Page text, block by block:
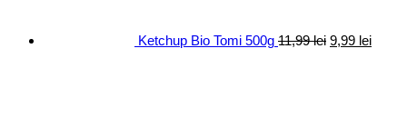
Ketchup Bio Tomi 500g 11,99lei 9,99 lei